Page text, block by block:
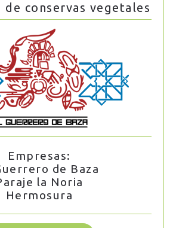
de conservas vegetales
Empresas:
de Baza
la Noria
Hermosura